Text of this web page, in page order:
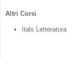
Altri Corsi
Itals Letteratura